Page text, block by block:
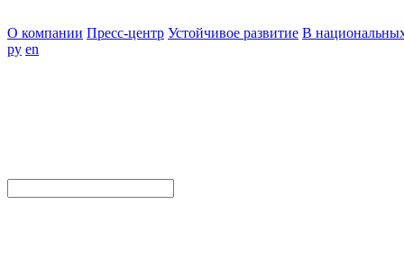
О компании Пресс-центр Устойчивое развитие В
ру en